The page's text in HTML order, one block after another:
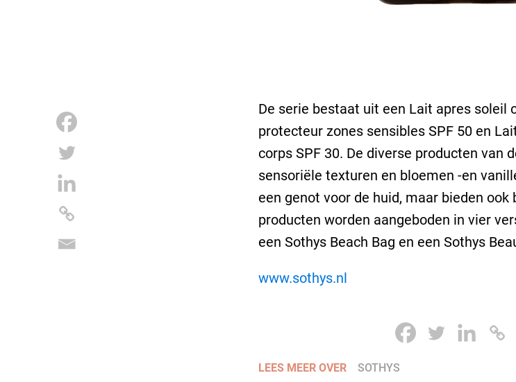
De serie bestaat uit een Lait apres soleil
protecteur zones sensibles SPF 50 en
corps SPF 30. De diverse producten van
sensoriële texturen en bloemen -en
een genot voor de huid, maar bieden ook
producten worden aangeboden in vier
een Sothys Beach Bag en een Sothys
www.sothys.nl
LEES MEER OVER SOTHYS